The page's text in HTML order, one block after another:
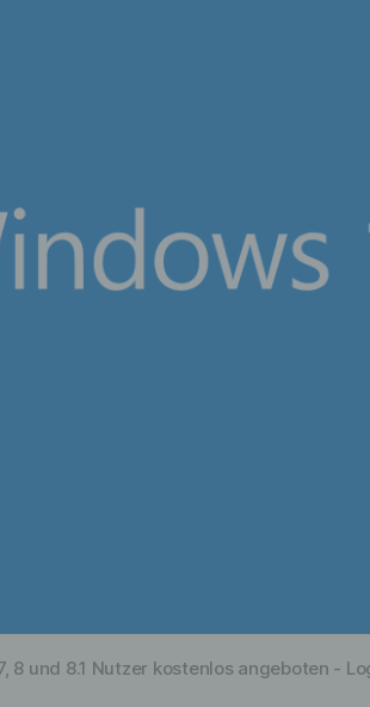
8 und 8.1 Nutzer kostenlos angeboten -